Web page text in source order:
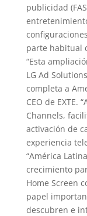
publicidad
parte habitual
“Esta
LG Ad
completa a
CEO de EXTE.
Channels,
activación de
experiencia
“América
crecimiento
Home Screen
papel
descubren e